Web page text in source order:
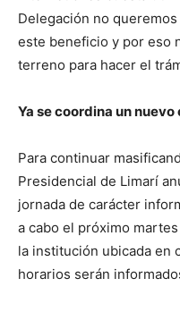
Delegación no
este beneficio y por eso
terreno para hacer el
Ya se coordina un
Para continuar
Presidencial de Limarí
jornada de carácter
a cabo el próximo
la institución ubicada en
horarios serán